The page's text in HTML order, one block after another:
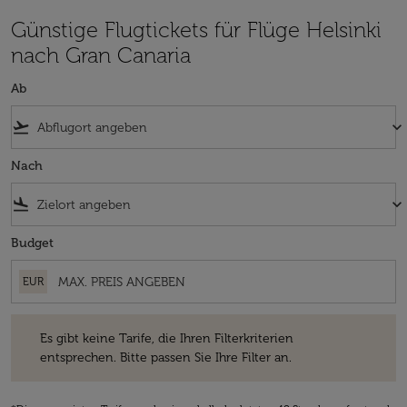
Günstige Flugtickets für Flüge Helsinki
nach Gran Canaria
Ab
flight_takeoff keyboard_arrow_down
Nach
flight_land keyboard_arrow_down
Budget
EUR
Es gibt keine Tarife, die Ihren Filterkriterien
entsprechen. Bitte passen Sie Ihre Filter an.